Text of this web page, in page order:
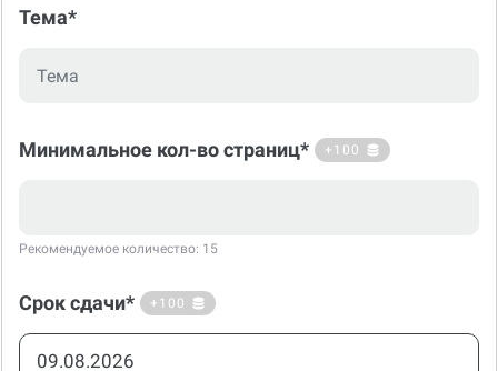
Тема*
Минимальное кол-во страниц* +100
Рекомендуемое количество: 15
Срок сдачи* +100